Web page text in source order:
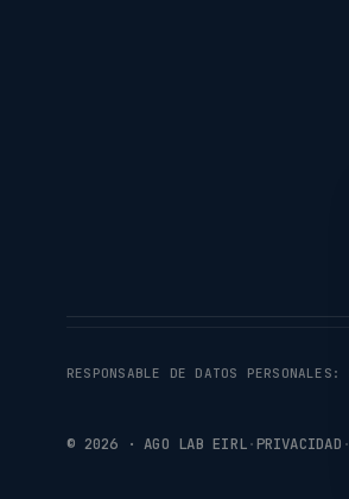
RESPONSABLE DE DATOS PERSONALES:
© 2026 · AGO LAB EIRL·PRIVACIDAD ·